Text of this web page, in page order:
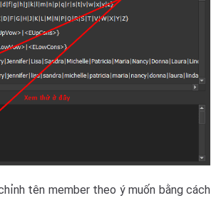
tên member theo ý muốn bằng cách